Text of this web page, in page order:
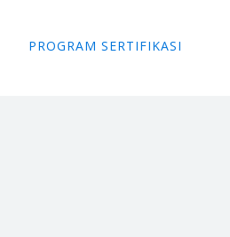
PROGRAM SERTIFIKASI